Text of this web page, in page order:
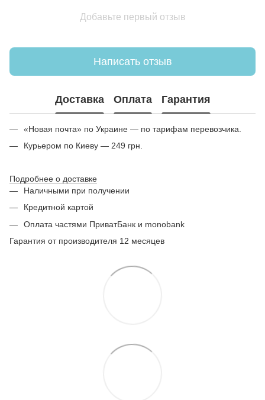
Добавьте первый отзыв
Написать отзыв
Доставка Оплата Гарантия
«Новая почта» по Украине — по тарифам перевозчика.
Курьером по Киеву — 249 грн.
Подробнее о доставке
Наличными при получении
Кредитной картой
Оплата частями ПриватБанк и monobank
Гарантия от производителя 12 месяцев